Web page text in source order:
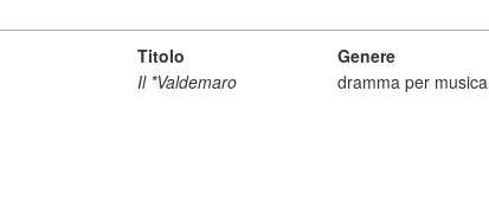
Titolo Genere
Il *Valdemaro dramma per musica